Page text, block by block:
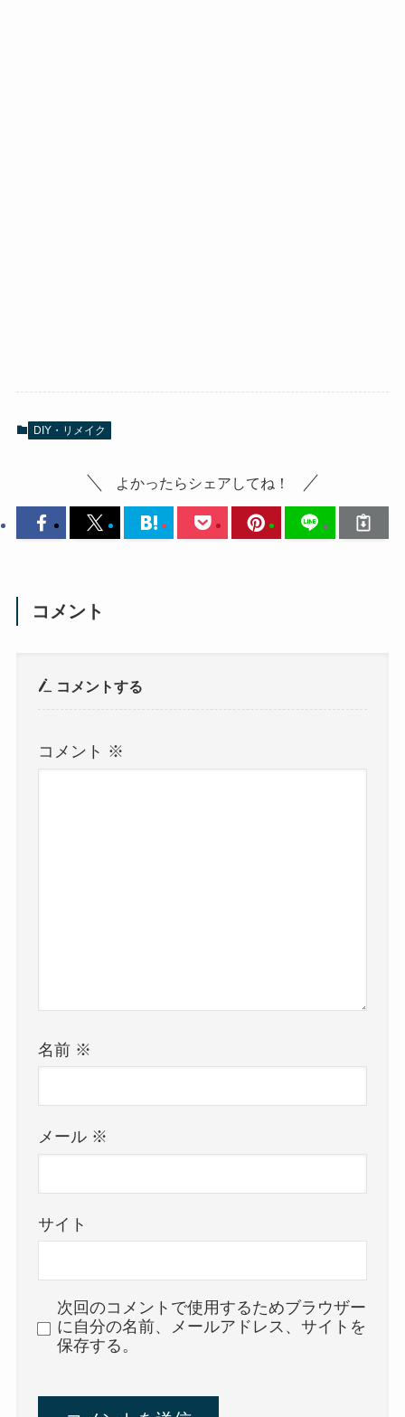
DIY・リメイク
よかったらシェアしてね！
コメント
コメントする
コメント ※
名前 ※
メール ※
サイト
次回のコメントで使用するためブラウザー
に自分の名前、メールアドレス、サイトを
保存する。